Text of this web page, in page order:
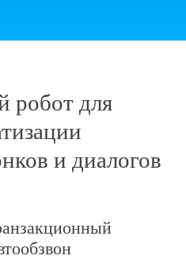
робот для
и диалогов